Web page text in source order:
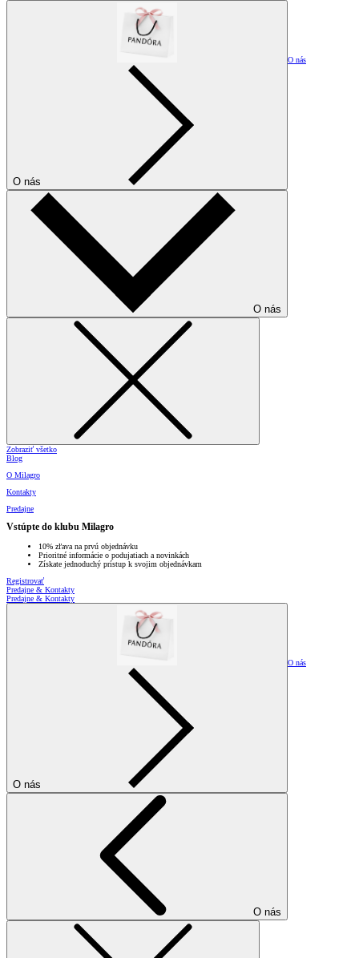
O nás
O nás
O nás
Zobraziť všetko
Blog
O Milagro
Kontakty
Predajne
Vstúpte do klubu Milagro
10% zľava na prvú objednávku
Prioritné informácie o podujatiach a novinkách
Získate jednoduchý prístup k svojim objednávkam
Registrovať
Predajne & Kontakty
Predajne & Kontakty
O nás
O nás
O nás